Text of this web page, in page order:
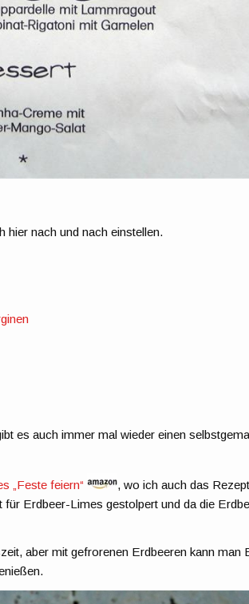
hier nach und nach einstellen.
es auch immer mal wieder einen
„Feste feiern“
, wo ich auch das
Erdbeer-Limes gestolpert und da die
aber mit gefrorenen Erdbeeren kann man